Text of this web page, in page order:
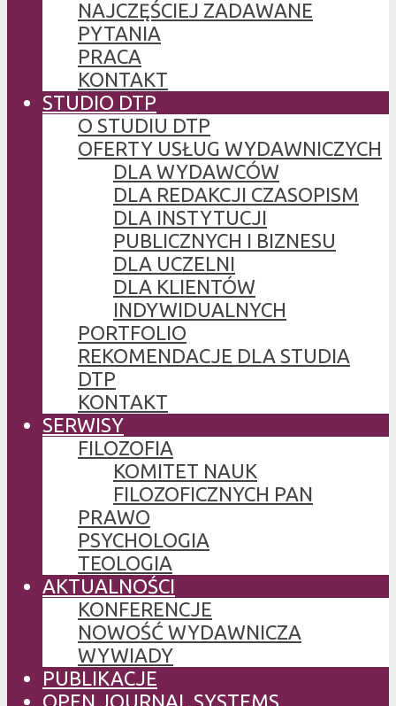
NAJCZĘŚCIEJ ZADAWANE
PYTANIA
PRACA
KONTAKT
STUDIO DTP
O STUDIU DTP
OFERTY USŁUG WYDAWNICZYCH
DLA WYDAWCÓW
DLA REDAKCJI CZASOPISM
DLA INSTYTUCJI
PUBLICZNYCH I BIZNESU
DLA UCZELNI
DLA KLIENTÓW
INDYWIDUALNYCH
PORTFOLIO
REKOMENDACJE DLA STUDIA
DTP
KONTAKT
SERWISY
FILOZOFIA
KOMITET NAUK
FILOZOFICZNYCH PAN
PRAWO
PSYCHOLOGIA
TEOLOGIA
AKTUALNOŚCI
KONFERENCJE
NOWOŚĆ WYDAWNICZA
WYWIADY
PUBLIKACJE
OPEN JOURNAL SYSTEMS